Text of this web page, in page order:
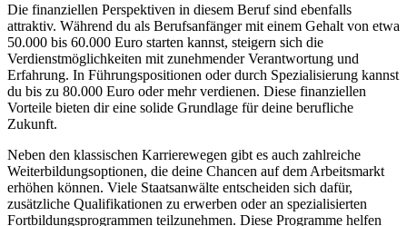
Die finanziellen Perspektiven in diesem Beruf sind ebenfalls
attraktiv. Während du als Berufsanfänger mit einem Gehalt von etwa
50.000 bis 60.000 Euro starten kannst, steigern sich die
Verdienstmöglichkeiten mit zunehmender Verantwortung und
Erfahrung. In Führungspositionen oder durch Spezialisierung kannst
du bis zu 80.000 Euro oder mehr verdienen. Diese finanziellen
Vorteile bieten dir eine solide Grundlage für deine berufliche
Zukunft.
Neben den klassischen Karrierewegen gibt es auch zahlreiche
Weiterbildungsoptionen, die deine Chancen auf dem Arbeitsmarkt
erhöhen können. Viele Staatsanwälte entscheiden sich dafür,
zusätzliche Qualifikationen zu erwerben oder an spezialisierten
Fortbildungsprogrammen teilzunehmen. Diese Programme helfen